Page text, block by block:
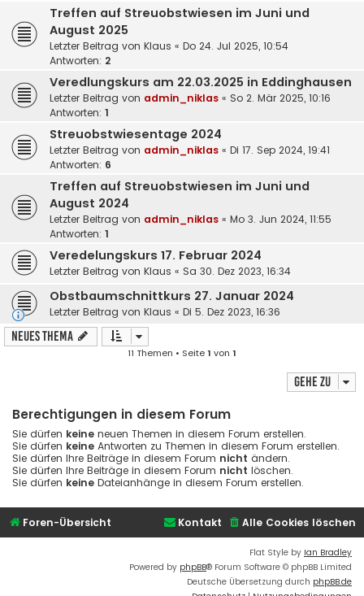
Treffen auf Streuobstwiesen im Juni und
August 2025
Letzter Beitrag von Klaus « Do 24. Jul 2025, 10:54
Antworten: 2
Veredlungskurs am 22.03.2025 in Eddinghausen
Letzter Beitrag von admin_niklas « So 2. Mär 2025, 10:16
Antworten: 1
Streuobstwiesentage 2024
Letzter Beitrag von admin_niklas « Di 17. Sep 2024, 19:41
Antworten: 6
Treffen auf Streuobstwiesen im Juni und
August 2024
Letzter Beitrag von admin_niklas « Mo 3. Jun 2024, 11:55
Antworten: 1
Veredelungskurs 17. Februar 2024
Letzter Beitrag von Klaus « Sa 30. Dez 2023, 16:34
Obstbaumschnittkurs 27. Januar 2024
Letzter Beitrag von Klaus « Di 5. Dez 2023, 16:36
Neues Thema
11 Themen • Seite1 von 1
Gehe zu
Berechtigungen in diesem Forum
Sie dürfen keine neuen Themen in diesem Forum erstellen.
Sie dürfen keine Antworten zu Themen in diesem Forum erstellen.
Sie dürfen Ihre Beiträge in diesem Forum nicht ändern.
Sie dürfen Ihre Beiträge in diesem Forum nicht löschen.
Sie dürfen keine Dateianhänge in diesem Forum erstellen.
Foren-Übersicht Alle Cookies löschen
Kontakt
Flat Style by Ian Bradley
Powered by phpBB® Forum Software © phpBB Limited
Deutsche Übersetzung durch phpBB.de